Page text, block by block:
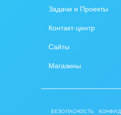
внедрения
Внедрение для
Внедрение
Задачи и Проекты
Контакт-центр
Сайты
Магазины
БЕЗОПАСНОСТЬ